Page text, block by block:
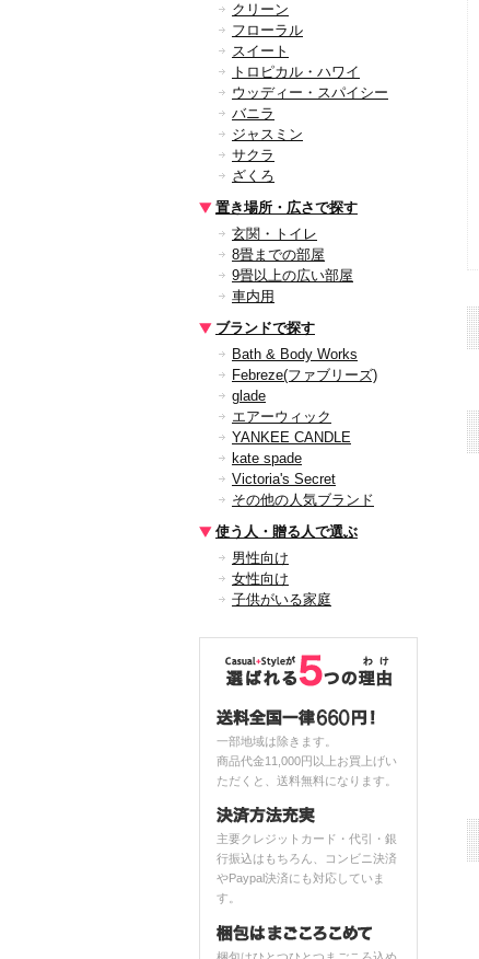
クリーン
フローラル
スイート
トロピカル・ハワイ
ウッディー・スパイシー
バニラ
ジャスミン
サクラ
ざくろ
置き場所・広さで探す
玄関・トイレ
8畳までの部屋
9畳以上の広い部屋
車内用
ブランドで探す
Bath & Body Works
Febreze(ファブリーズ)
glade
エアーウィック
YANKEE CANDLE
kate spade
Victoria's Secret
その他の人気ブランド
使う人・贈る人で選ぶ
男性向け
女性向け
子供がいる家庭
一部地域は除きます。
商品代金11,000円以上お買上げい
ただくと、送料無料になります。
主要クレジットカード・代引・銀
行振込はもちろん、コンビニ決済
やPaypal決済にも対応していま
す。